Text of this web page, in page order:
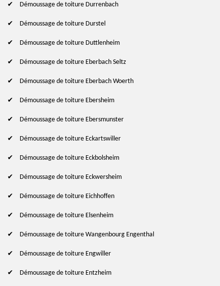
Démoussage de toiture Durrenbach
Démoussage de toiture Durstel
Démoussage de toiture Duttlenheim
Démoussage de toiture Eberbach Seltz
Démoussage de toiture Eberbach Woerth
Démoussage de toiture Ebersheim
Démoussage de toiture Ebersmunster
Démoussage de toiture Eckartswiller
Démoussage de toiture Eckbolsheim
Démoussage de toiture Eckwersheim
Démoussage de toiture Eichhoffen
Démoussage de toiture Elsenheim
Démoussage de toiture Wangenbourg Engenthal
Démoussage de toiture Engwiller
Démoussage de toiture Entzheim